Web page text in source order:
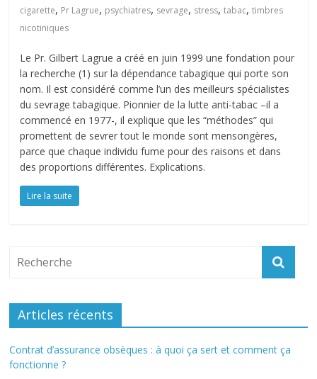
cigarette, Pr Lagrue, psychiatres, sevrage, stress,tabac,timbres
nicotiniques
Le Pr. Gilbert Lagrue a créé en juin 1999 une fondation pour
la recherche (1) sur la dépendance tabagique qui porte son
nom. Il est considéré comme l’un des meilleurs spécialistes
du sevrage tabagique. Pionnier de la lutte anti-tabac –il a
commencé en 1977-, il explique que les “méthodes” qui
promettent de sevrer tout le monde sont mensongères,
parce que chaque individu fume pour des raisons et dans
des proportions différentes. Explications.
Lire la suite
Articles récents
Contrat d’assurance obsèques : à quoi ça sert et comment ça
fonctionne ?